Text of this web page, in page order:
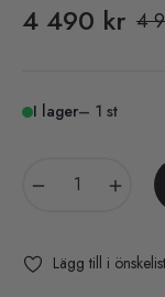
4 490 kr Pris
4
I lager– 1 st
Lägg till i